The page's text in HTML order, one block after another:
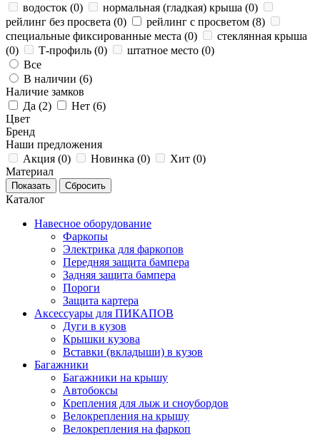
водосток (0) нормальная (гладкая) крыша (0)
рейлинг без просвета (0) рейлинг с просветом (8)
специальные фиксированные места (0)
стеклянная крыша
(0) Т-профиль (0) штатное место (0)
Все
В наличии (6)
Наличие замков
Да (2) Нет (6)
Цвет
Бренд
Наши предложения
Акция (0) Новинка (0) Хит (0)
Материал
Каталог
Навесное оборудование
Фаркопы
Электрика для фаркопов
Передняя защита бампера
Задняя защита бампера
Пороги
Защита картера
Аксессуары для ПИКАПОВ
Дуги в кузов
Крышки кузова
Вставки (вкладыши) в кузов
Багажники
Багажники на крышу
Автобоксы
Крепления для лыж и сноубордов
Велокрепления на крышу
Велокрепления на фаркоп